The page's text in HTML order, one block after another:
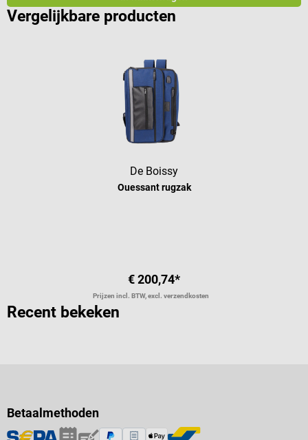
Vergelijkbare producten
De Boissy
Ouessant rugzak
€ 200,74*
Prijzen incl. BTW, excl. verzendkosten
Recent bekeken
Betaalmethoden